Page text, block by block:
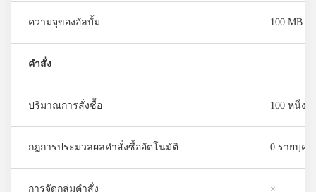
ความจุของอัลบั้ม 100 MB
คำสั่ง
ปริมาณการสั่งซื้อ 100 หนึ่ง
กฎการประมวลผลคำสั่งซื้ออัตโนมัติ 0 รายบุคค
การจัดกลุ่มคำสั่ง ×